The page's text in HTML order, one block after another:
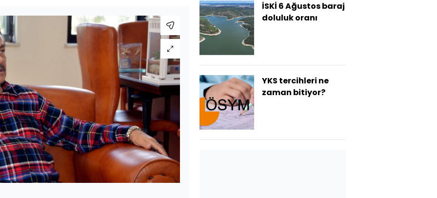
İSKİ 6 Ağustos baraj
doluluk oranı
YKS tercihleri ne
zaman bitiyor?